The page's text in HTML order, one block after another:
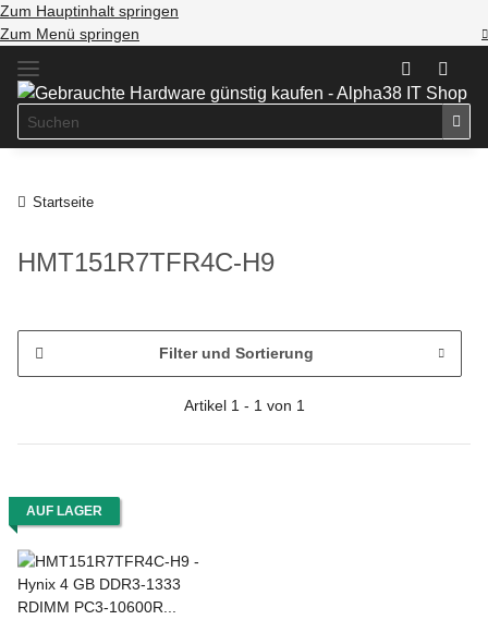
Zum Hauptinhalt springen
Zum Menü springen
Startseite
HMT151R7TFR4C-H9
Filter und Sortierung
Artikel 1 - 1 von 1
AUF LAGER